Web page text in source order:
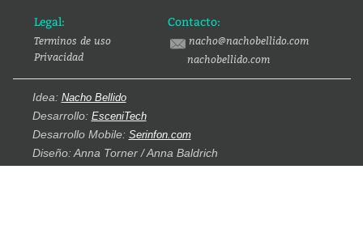
Legal:
Terminos de uso
Privacidad
Contacto:
nacho@nachobellido.com
nachobellido.com
Idea: Nacho Bellido
Desarrollo: EsceniTech
Desarrollo Mobile: Serinfon.com
Diseño: Anna Torner / Anna Baldrich